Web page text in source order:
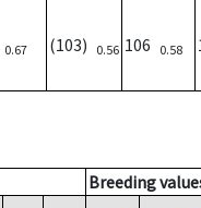
0.67 (103) 0.56 106 0.58
Breeding